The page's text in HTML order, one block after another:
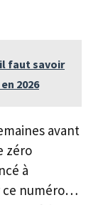
faut savoir
2026
avant
zéro
à
ce numéro…